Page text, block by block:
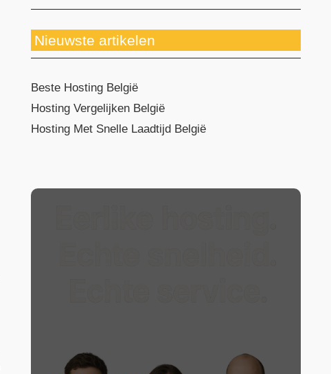
Nieuwste artikelen
Beste Hosting België
Hosting Vergelijken België
Hosting Met Snelle Laadtijd België